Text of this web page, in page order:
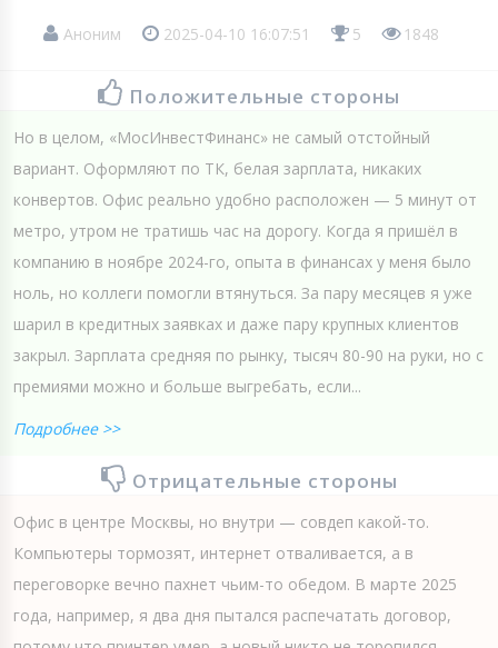
Аноним 2025-04-10 16:07:51 5 1848
Положительные стороны
Но в целом, «МосИнвестФинанс» не самый отстойный
вариант. Оформляют по ТК, белая зарплата, никаких
конвертов. Офис реально удобно расположен — 5 минут от
метро, утром не тратишь час на дорогу. Когда я пришёл в
компанию в ноябре 2024-го, опыта в финансах у меня было
ноль, но коллеги помогли втянуться. За пару месяцев я уже
шарил в кредитных заявках и даже пару крупных клиентов
закрыл. Зарплата средняя по рынку, тысяч 80-90 на руки, но с
премиями можно и больше выгребать, если...
Подробнее >>
Отрицательные стороны
Офис в центре Москвы, но внутри — совдеп какой-то.
Компьютеры тормозят, интернет отваливается, а в
переговорке вечно пахнет чьим-то обедом. В марте 2025
года, например, я два дня пытался распечатать договор,